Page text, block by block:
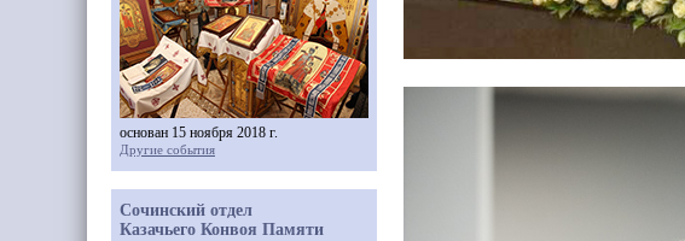
основан 15 ноября 2018 г.
Другие события
Сочинский отдел
Казачьего Конвоя Памяти